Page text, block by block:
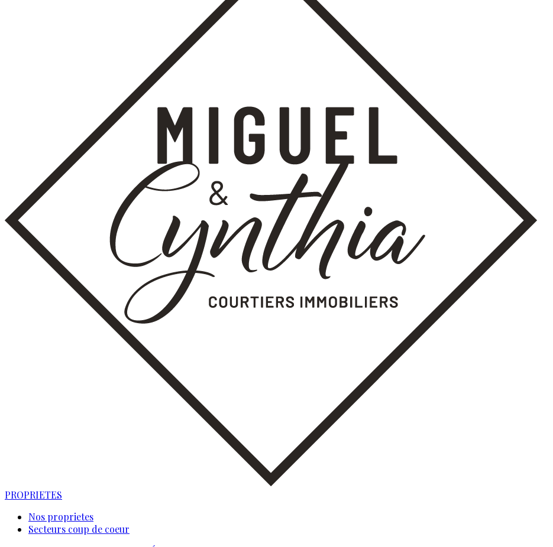
PROPRIETES
Nos proprietes
Secteurs coup de coeur